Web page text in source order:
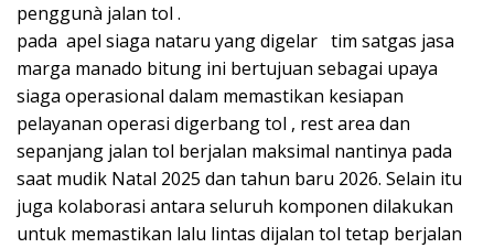
penggunà jalan tol .
pada apel siaga nataru yang digelar tim satgas jasa
marga manado bitung ini bertujuan sebagai upaya
siaga operasional dalam memastikan kesiapan
pelayanan operasi digerbang tol , rest area dan
sepanjang jalan tol berjalan maksimal nantinya pada
saat mudik Natal 2025 dan tahun baru 2026. Selain itu
juga kolaborasi antara seluruh komponen dilakukan
untuk memastikan lalu lintas dijalan tol tetap berjalan